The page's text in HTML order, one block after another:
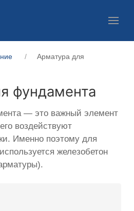
Арматура для
фундамента
— это важный элемент
воздействуют
Именно поэтому для
железобетон